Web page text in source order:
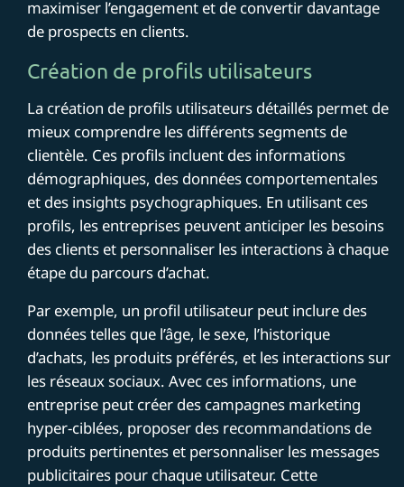
maximiser l’engagement et de convertir davantage
de prospects en clients.
Création de profils utilisateurs
La création de profils utilisateurs détaillés permet de
mieux comprendre les différents segments de
clientèle. Ces profils incluent des informations
démographiques, des données comportementales
et des insights psychographiques. En utilisant ces
profils, les entreprises peuvent anticiper les besoins
des clients et personnaliser les interactions à chaque
étape du parcours d’achat.
Par exemple, un profil utilisateur peut inclure des
données telles que l’âge, le sexe, l’historique
d’achats, les produits préférés, et les interactions sur
les réseaux sociaux. Avec ces informations, une
entreprise peut créer des campagnes marketing
hyper-ciblées, proposer des recommandations de
produits pertinentes et personnaliser les messages
publicitaires pour chaque utilisateur. Cette